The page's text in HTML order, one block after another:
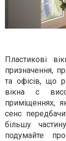
Пластикові
призначення,
та офісів, що
вікна с
приміщеннях,
сенс
більшу
подумайте